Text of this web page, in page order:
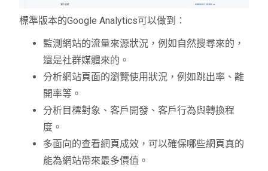
標準版本的Google Analytics可以做到：
監測網站的流量來源狀況，例如自然搜尋來的，
還是社群媒體來的。
分析網站頁面的瀏覽使用狀況，例如跳出率、離
開率等。
分析目標對象、客戶開發、客戶行為與轉換程
度。
多面向的查看網頁成效，可以確保哪些網頁真的
能為網站帶來最多價值。